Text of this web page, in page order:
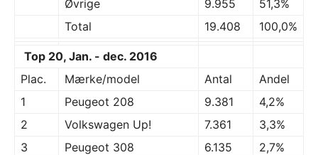
Øvrige 9.955
51,3%
Total
19.408 100,0%
Top 20, Jan. - dec. 2016
Plac.
Mærke/model Antal
Andel
1
Peugeot 208 9.381
4,2%
2
Volkswagen Up! 7.361
3,3%
3
Peugeot 308 6.135
2,7%